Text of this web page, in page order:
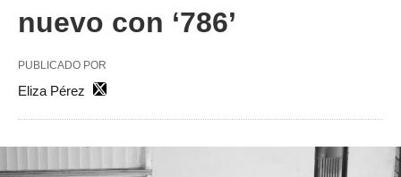
nuevo con ‘786’
PUBLICADO POR
Eliza Pérez